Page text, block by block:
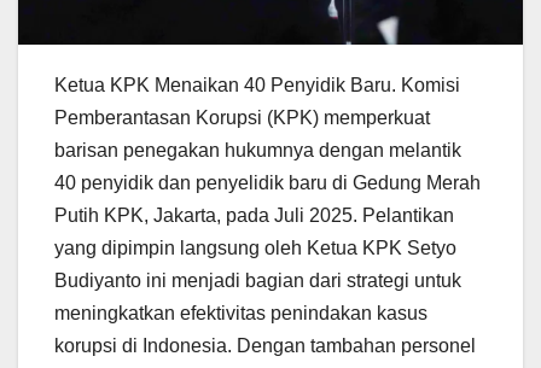
Ketua KPK Menaikan 40 Penyidik Baru. Komisi
Pemberantasan Korupsi (KPK) memperkuat
barisan penegakan hukumnya dengan melantik
40 penyidik dan penyelidik baru di Gedung Merah
Putih KPK, Jakarta, pada Juli 2025. Pelantikan
yang dipimpin langsung oleh Ketua KPK Setyo
Budiyanto ini menjadi bagian dari strategi untuk
meningkatkan efektivitas penindakan kasus
korupsi di Indonesia. Dengan tambahan personel